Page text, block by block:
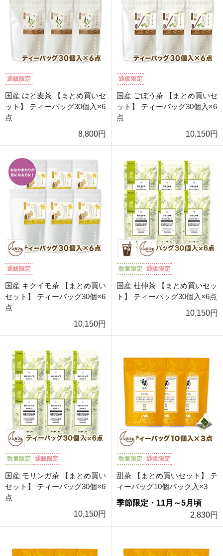
通販限定
国産 はと麦茶 【まとめ買いセ
ット】 ティーバッグ30個入×6
点
8,800円
通販限定
国産 ごぼう茶 【まとめ買いセ
ット】 ティーバッグ30個入×6
点
10,150円
通販限定
国産 キクイモ茶 【まとめ買い
セット】 ティーバッグ30個×6
点
10,150円
数量限定 通販限定
国産 杜仲茶 【まとめ買いセッ
ト】 ティーバッグ30個入×6点
10,150円
数量限定 通販限定
国産 モリンガ茶 【まとめ買い
セット】 ティーバッグ30個×6
点
10,150円
数量限定 通販限定
甜茶 【まとめ買いセット】 テ
ィーバッグ10個パック入×3
季節限定・11月～5月頃
2,830円